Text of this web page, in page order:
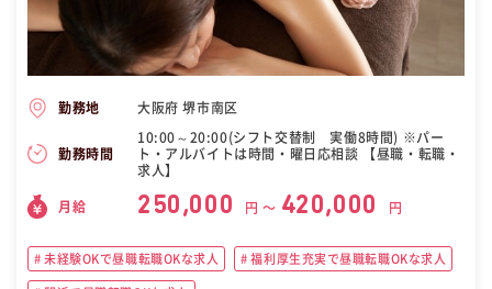
勤務地 大阪府 堺市南区
勤務時間
10:00～20:00(シフト交替制 実働8時間) ※パー
ト・アルバイトは時間・曜日応相談 【昼職・転職・
求人】
月給 250,000 円 〜 420,000 円
未経験OKで昼職転職OKな求人 福利厚生充実で昼職転職OKな求人